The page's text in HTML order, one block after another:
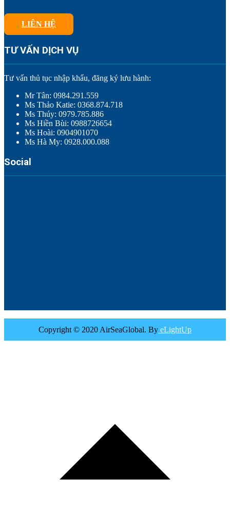
LIÊN HỆ
TƯ VẤN DỊCH VỤ
Tư vấn thủ tục nhập khẩu, đăng ký lưu hành:
Mr Tân: 0984.291.559
Ms Thảo Katie: 0368.874.718
Ms Thúy: 0979.785.886
Ms Hiền Bùi: 0988726654
Ms Hoài: 0904901070
Ms Hà My: 0928.000.088
Social
Copyright © 2020 AirSeaGlobal. By eLightUp